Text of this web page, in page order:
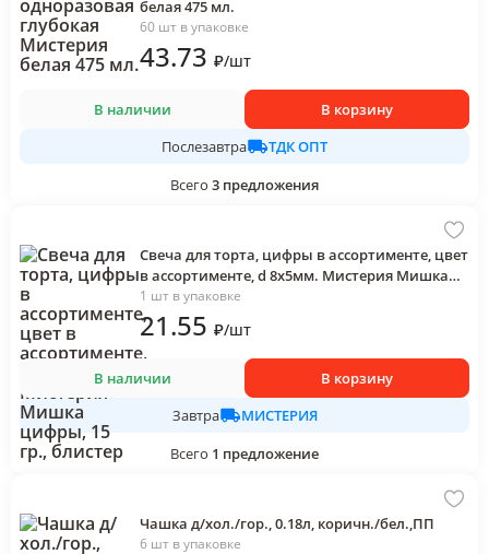
белая 475 мл.
60 шт в упаковке
43.73 ₽/шт
В наличии
В корзину
Послезавтра
ТДК ОПТ
Всего 3 предложения
Свеча для торта, цифры в ассортименте, цвет
в ассортименте, d 8х5мм. Мистерия Мишка
цифры, 15 гр., блистер
1 шт в упаковке
21.55 ₽/шт
В наличии
В корзину
Завтра
МИСТЕРИЯ
Всего 1 предложение
Чашка д/хол./гор., 0.18л, коричн./бел.,ПП
6 шт в упаковке